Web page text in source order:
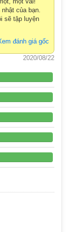
của bạn.
sẽ tập luyện
đánh giá gốc
2020/08/22